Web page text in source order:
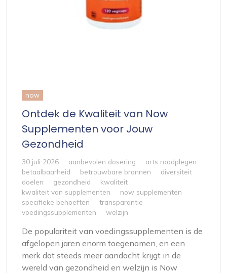
now
Ontdek de Kwaliteit van Now
Supplementen voor Jouw
Gezondheid
30 juli 2026 aanbevolen dosering
arts raadplegen
betaalbaarheid
betrouwbare bronnen
diversiteit
doelen
gezondheid
kwaliteit
kwaliteit van supplementen
now supplementen
specifieke behoeften
transparantie
voedingssupplementen
welzijn
De populariteit van voedingssupplementen is de
afgelopen jaren enorm toegenomen, en een
merk dat steeds meer aandacht krijgt in de
wereld van gezondheid en welzijn is Now